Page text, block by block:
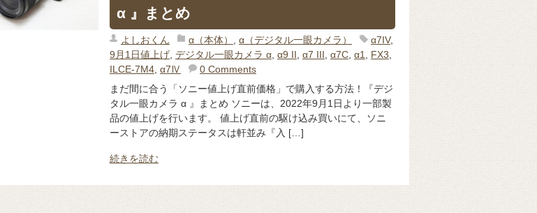
α 』まとめ
よしおくん α（本体） α（デジタル一眼カメラ） α7IV,
9月1日値上げ, デジタル一眼カメラ α, α9 II α7 III α7C, α1 FX3
ILCE-7M4, α7Ⅳ
0 Comments
まだ間に合う「ソニー値上げ直前価格」で購入する方法！『デジ
タル一眼カメラ α 』まとめ ソニーは、2022年9月1日より一部製
品の値上げを行います。 値上げ直前の駆け込み買いにて、ソニ
ーストアの納期ステータスは軒並み『入 […]
続きを読む